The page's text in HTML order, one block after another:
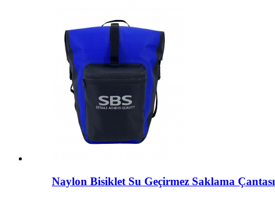
Naylon Bisiklet Su Geçirmez Saklama Çantası